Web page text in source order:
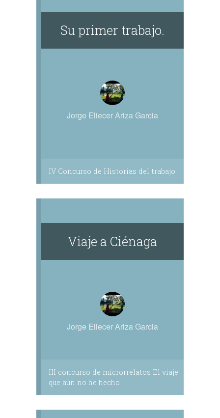
Su primer trabajo.
Jorge Eliecer Ariza Garcia
IV Concurso de Historias del trabajo
Viaje a Ciénaga
Jorge Eliecer Ariza Garcia
III concurso de microrrelatos El viaje
que aún no he hecho